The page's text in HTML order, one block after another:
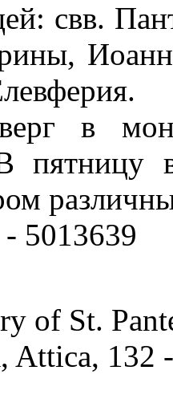
свв.
в
пятницу
5013639
of St.
Attica, 132